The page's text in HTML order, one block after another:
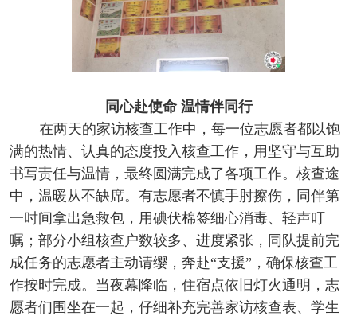
同心赴使命 温情伴同行
在两天的家访核查工作中，每一位志愿者都以饱
满的热情、认真的态度投入核查工作，用坚守与互助
书写责任与温情，最终圆满完成了各项工作。核查途
中，温暖从不缺席。有志愿者不慎手肘擦伤，同伴第
一时间拿出急救包，用碘伏棉签细心消毒、轻声叮
嘱；部分小组核查户数较多、进度紧张，同队提前完
成任务的志愿者主动请缨，奔赴“支援”，确保核查工
作按时完成。当夜幕降临，住宿点依旧灯火通明，志
愿者们围坐在一起，仔细补充完善家访核查表、学生